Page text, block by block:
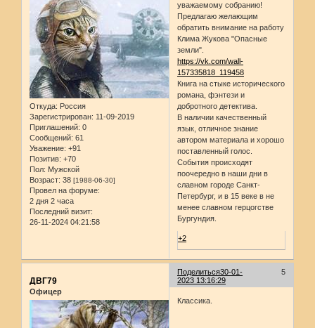
Откуда: Россия
Зарегистрирован: 11-09-2019
Приглашений: 0
Сообщений: 61
Уважение: +91
Позитив: +70
Пол: Мужской
Возраст: 38 [1988-06-30]
Провел на форуме:
2 дня 2 часа
Последний визит:
26-11-2024 04:21:58
уважаемому собранию!
Предлагаю желающим
обратить внимание на работу
Клима Жукова "Опасные
земли".
https://vk.com/wall-
157335818_119458
Книга на стыке исторического
романа, фэнтези и
добротного детектива.
В наличии качественный
язык, отличное знание
автором материала и хорошо
поставленный голос.
События происходят
поочередно в наши дни в
славном городе Санкт-
Петербург, и в 15 веке в не
менее славном герцогстве
Бургундия.
+2
Поделиться 5
30-01-
2023 13:16:29
ДВГ79
Офицер
Классика.